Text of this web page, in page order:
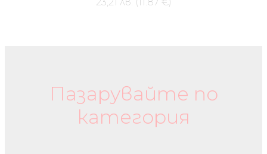
Пазарувайте по
категория